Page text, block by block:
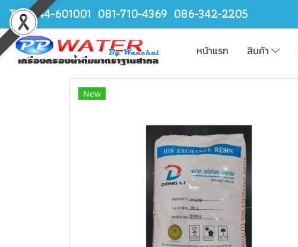
TEL.044-601001 081-710-4369 086-342-2205
หน้าแรก สินค้า
New